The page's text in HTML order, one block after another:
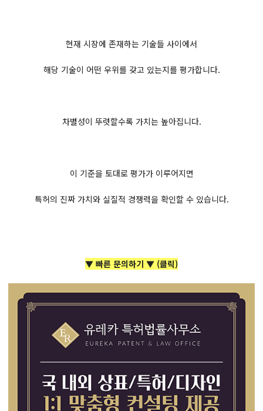
현재 시장에 존재하는 기술들 사이에서
해당 기술이 어떤 우위를 갖고 있는지를 평가합니다.
차별성이 뚜렷할수록 가치는 높아집니다.
이 기준을 토대로 평가가 이루어지면
특허의 진짜 가치와 실질적 경쟁력을 확인할 수 있습니다.
▼ 빠른 문의하기 ▼ (클릭)